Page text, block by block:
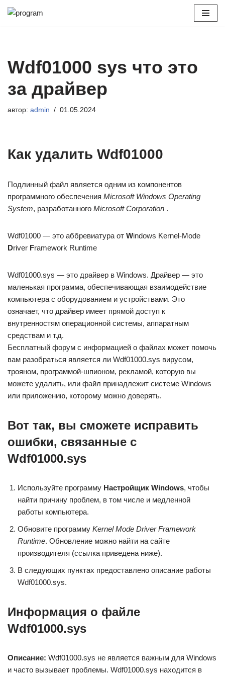
Wdf01000 sys что это
за драйвер
автор: admin 01.05.2024
Как удалить Wdf01000
Подлинный файл является одним из компонентов
программного обеспечения Microsoft Windows Operating
System, разработанного Microsoft Corporation .
Wdf01000 — это аббревиатура от Windows Kernel-Mode
Driver Framework Runtime
Wdf01000.sys — это драйвер в Windows. Драйвер — это
маленькая программа, обеспечивающая взаимодействие
компьютера с оборудованием и устройствами. Это
означает, что драйвер имеет прямой доступ к
внутренностям операционной системы, аппаратным
средствам и т.д.
Бесплатный форум с информацией о файлах может помочь
вам разобраться является ли Wdf01000.sys вирусом,
трояном, программой-шпионом, рекламой, которую вы
можете удалить, или файл принадлежит системе Windows
или приложению, которому можно доверять.
Вот так, вы сможете исправить
ошибки, связанные с
Wdf01000.sys
Используйте программу Настройщик Windows, чтобы
найти причину проблем, в том числе и медленной
работы компьютера.
Обновите программу Kernel Mode Driver Framework
Runtime. Обновление можно найти на сайте
производителя (ссылка приведена ниже).
В следующих пунктах предоставлено описание работы
Wdf01000.sys.
Информация о файле
Wdf01000.sys
Описание: Wdf01000.sys не является важным для Windows
и часто вызывает проблемы. Wdf01000.sys находится в